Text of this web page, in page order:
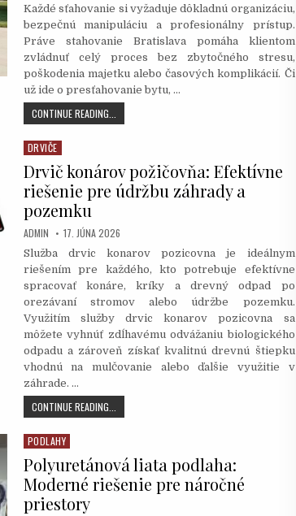
Každé sťahovanie si vyžaduje dôkladnú organizáciu,
bezpečnú manipuláciu a profesionálny prístup.
Práve stahovanie Bratislava pomáha klientom
zvládnuť celý proces bez zbytočného stresu,
poškodenia majetku alebo časových komplikácií. Či
už ide o presťahovanie bytu, …
CONTINUE READING...
V
SLUŽBY
PRE
BEZPROBLÉMOVÝ
Posted
in
DRVIČE
Drvič konárov požičovňa: Efektívne
riešenie pre údržbu záhrady a
pozemku
AUTHOR:
ADMIN PUBLISHED
DATE:
17. JÚNA 2026
Služba drvic konarov pozicovna je ideálnym
riešením pre každého, kto potrebuje efektívne
spracovať konáre, kríky a drevný odpad po
orezávaní stromov alebo údržbe pozemku.
Využitím služby drvic konarov pozicovna sa
môžete vyhnúť zdĺhavému odvážaniu biologického
odpadu a zároveň získať kvalitnú drevnú štiepku
vhodnú na mulčovanie alebo ďalšie využitie v
záhrade. …
CONTINUE READING...
KONÁROV
RIEŠENIE
PRE
ÚDRŽBU
Posted
in
PODLAHY
Polyuretánová liata podlaha:
Moderné riešenie pre náročné
priestory